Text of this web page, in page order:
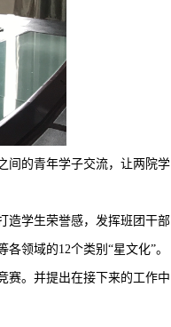
间的青年学子交流，让两院学
造学生荣誉感，发挥班团干部
领域的12个类别“星文化”。
赛。并提出在接下来的工作中